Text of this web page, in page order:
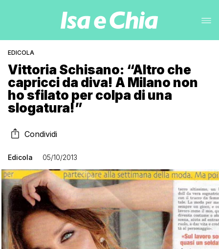
EDICOLA
Vittoria Schisano: “Altro che
capricci da diva! A Milano non
ho sfilato per colpa di una
slogatura!”
Condividi
Edicola 05/10/2013